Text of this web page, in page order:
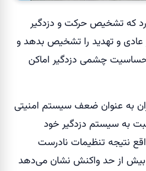
که تشخیص حرکت و دزدگیر
عادی و تهدید را تشخیص بدهد و
حساسیت چشمی دزدگیر اماکن
به عنوان ضعف سیستم امنیتی
به سیستم دزدگیر خود
نتیجه تنظیمات نادرست
از حد واکنش نشان می‌دهد